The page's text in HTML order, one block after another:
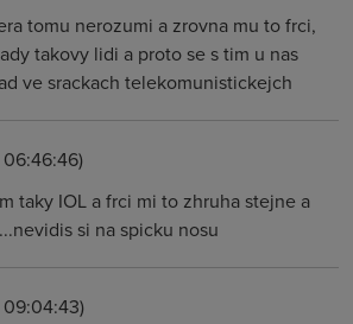
tomu nerozumi a zrovna mu to frci,
takovy lidi a proto se s tim u nas
ve srackach telekomunistickejch
taky IOL a frci mi to zhruha stejne a
si na spicku nosu